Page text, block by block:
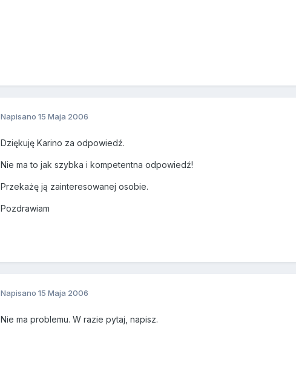
Napisano 15 Maja 2006
Dziękuję Karino za odpowiedź.
Nie ma to jak szybka i kompetentna odpowiedź!
Przekażę ją zainteresowanej osobie.
Pozdrawiam
Napisano 15 Maja 2006
Nie ma problemu. W razie pytaj, napisz.